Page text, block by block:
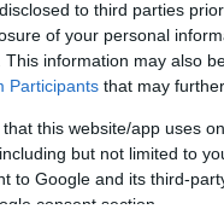
to third parties
of your personal
This information may also
Participants that may
that this website/app uses
but not limited to
to Google and its third-
consent section.
három kérdőíven
az
a bürokratikus
kérdőív szól a
eljárást
Az